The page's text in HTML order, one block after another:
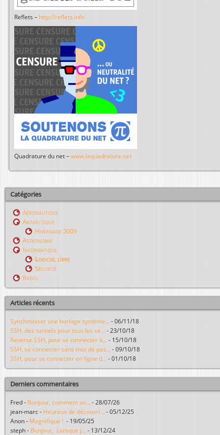
Reflets – http://reflets.info
Quadrature du net – www.laquadrature.net
Catégories
Aéronautique
Antarctique
Hivernage 2009
Astronomie
Informatique
Logiciel libre
Sécurité
Radio
Articles récents
Synchroniser une horloge système... - 06/11/18
SSH, des tunnels pour tous les se... - 23/10/18
Reverse SSH, pour se connecter à... - 15/10/18
SSH, se connecter sans mot de pas... - 09/10/18
SSH, pour se connecter en ligne d... - 01/10/18
Derniers commentaires
Fred - Bonjour, comment av... - 28/07/26
jean-marc - Heureux de découvri... - 05/12/25
Anon - Magnifique ! - 19/05/25
steph - Bonjour, Lorsque j... - 13/12/24